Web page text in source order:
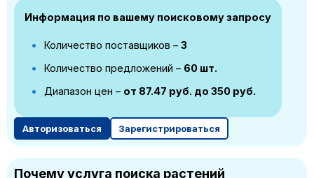
Информация по вашему поисковому запросу
Количество поставщиков – 3
Количество предложений – 60 шт.
Диапазон цен – от 87.47 руб. до 350 руб.
Авторизоваться Зарегистрироваться
Почему услуга поиска растений